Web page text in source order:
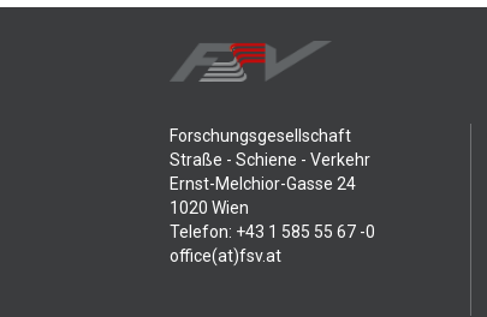
Forschungsgesellschaft
Straße - Schiene - Verkehr
Ernst-Melchior-Gasse 24
1020 Wien
Telefon: +43 1 585 55 67 -0
office(at)fsv.at